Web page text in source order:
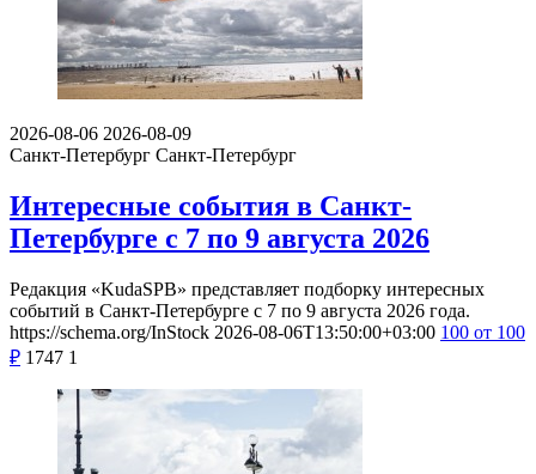
2026-08-06 2026-08-09
Санкт-Петербург Санкт-Петербург
Интересные события в Санкт-
Петербурге с 7 по 9 августа 2026
Редакция «KudaSPB» представляет подборку интересных
событий в Санкт-Петербурге с 7 по 9 августа 2026 года.
https://schema.org/InStock 2026-08-06T13:50:00+03:00 100 от 100
₽ 1747 1